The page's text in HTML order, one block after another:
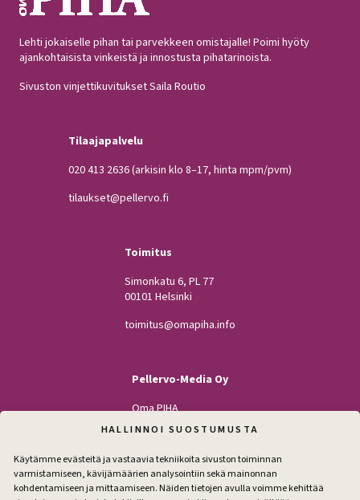
HALLINNOI SUOSTUMUSTA
Käytämme evästeitä ja vastaavia tekniikoita sivuston toiminnan
varmistamiseen, kävijämäärien analysointiin sekä mainonnan
kohdentamiseen ja mittaamiseen. Näiden tietojen avulla voimme kehittää
Lehti jokaiselle pihan tai parvekkeen omistajalle! Poimi hyöty
ajankohtaisista vinkeistä ja innostusta pihatarinoista.
Sivuston vinjettikuvitukset Saila Routio
Tilaajapalvelu
020 413 2636(arkisin klo 8–17, hinta mpm/pvm)
tilaukset@pellervo.fi
Toimitus
Simonkatu 6, PL 77
00101 Helsinki
toimitus@omapiha.info
Pellervo-Media Oy
Oma PIHA
Kodin Pellervo
Maatilan Pellervo